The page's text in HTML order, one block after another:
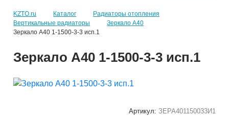
KZTO.ru Каталог
Радиаторы отопления
Вертикальные радиаторы
Зеркало А40
Зеркало А40 1-1500-3-3 исп.1
Зеркало А40 1-1500-3-3 исп.1
Артикул: ЗЕРА401150033И1